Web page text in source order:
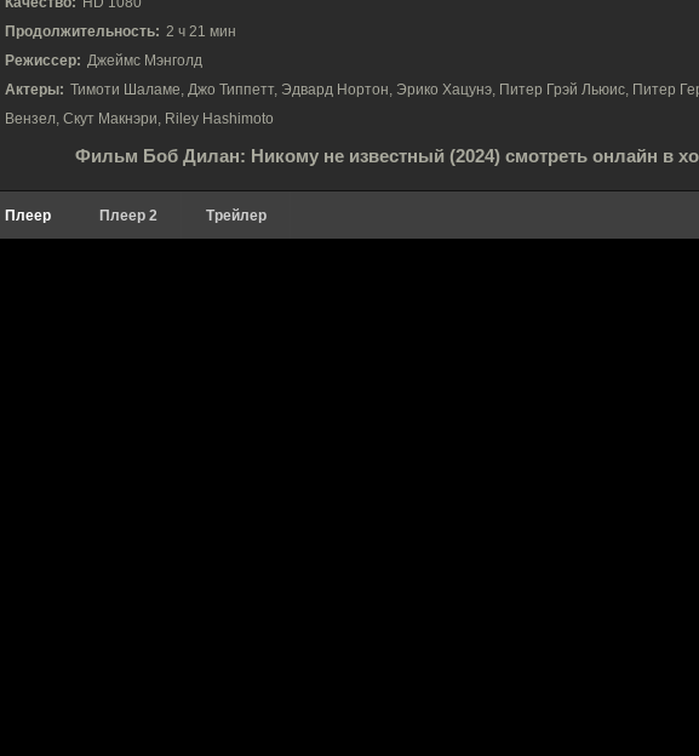
Продолжительность: 2 ч 21 мин
Режиссер: Джеймс Мэнголд
Актеры: Тимоти Шаламе, Джо Типпетт, Эдвард Нортон, Эрико Хацунэ, Питер Грэй Льюис, Питер
Вензел, Скут Макнэри, Riley Hashimoto
Фильм Боб Дилан: Никому не известный (2024) смотреть онлайн в
Плеер Плеер 2 Трейлер